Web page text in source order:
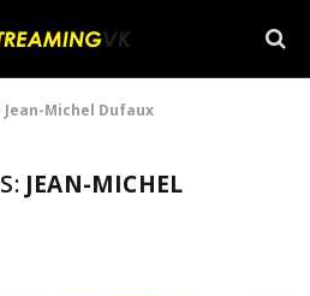
Michel Dufaux
JEAN-MICHEL